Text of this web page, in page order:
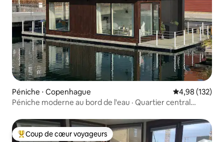
Péniche ⋅ Copenhague Évaluation
4,98 (132)
Péniche moderne au bord de l'eau · Quartier central
Coups de cœur voyageurs les plus appréciés
Coup de cœur voyageurs